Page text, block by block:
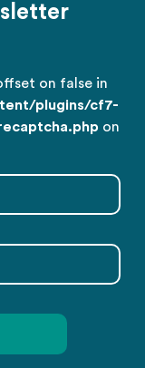
on false in
plugins/cf7-
on